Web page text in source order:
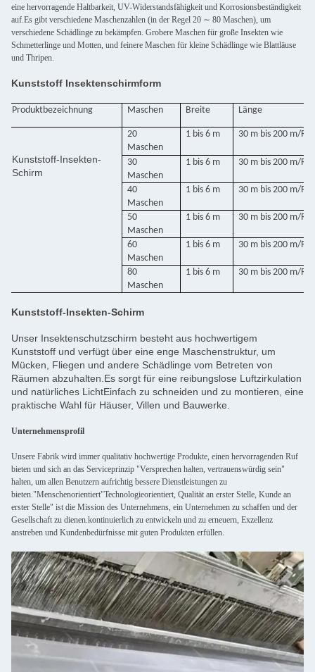
eine hervorragende Haltbarkeit, UV-Widerstandsfähigkeit und Korrosionsbeständigkeit
auf.Es gibt verschiedene Maschenzahlen (in der Regel 20 ∼ 80 Maschen), um
verschiedene Schädlinge zu bekämpfen. Grobere Maschen für große Insekten wie
Schmetterlinge und Motten, und feinere Maschen für kleine Schädlinge wie Blattläuse
und Thripen.
Kunststoff Insektenschirmform
Produktbezeichnung Maschen Breite Länge
Kunststoff-Insekten-
Schirm
20
Maschen
1 bis 6 m 30 m bis 200 m/
30
Maschen
1 bis 6 m 30 m bis 200 m/
40
Maschen
1 bis 6 m 30 m bis 200 m/
50
Maschen
1 bis 6 m 30 m bis 200 m/
60
Maschen
1 bis 6 m 30 m bis 200 m/
80
Maschen
1 bis 6 m 30 m bis 200 m/
Kunststoff-Insekten-Schirm
Unser Insektenschutzschirm besteht aus hochwertigem
Kunststoff und verfügt über eine enge Maschenstruktur, um
Mücken, Fliegen und andere Schädlinge vom Betreten von
Räumen abzuhalten.Es sorgt für eine reibungslose Luftzirkulation
und natürliches LichtEinfach zu schneiden und zu montieren, eine
praktische Wahl für Häuser, Villen und Bauwerke.
Unternehmensprofil
Unsere Fabrik wird immer qualitativ hochwertige Produkte, einen hervorragenden Ruf
bieten und sich an das Serviceprinzip "Versprechen halten, vertrauenswürdig sein"
halten, um allen Benutzern aufrichtig bessere Dienstleistungen zu
bieten."Menschenorientiert"Technologieorientiert, Qualität an erster Stelle, Kunde an
erster Stelle" ist die Mission des Unternehmens, ein Unternehmen zu schaffen und der
Gesellschaft zu dienen.kontinuierlich zu entwickeln und zu erneuern, Exzellenz
anstreben und Kundenbedürfnisse mit guten Produkten erfüllen.